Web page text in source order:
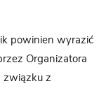
powinien wyrazić
Organizatora
związku z